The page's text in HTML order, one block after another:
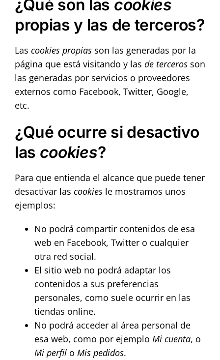
¿Qué son las cookies
propias y las de terceros?
Las cookies propias son las generadas por la
página que está visitando y las de terceros son
las generadas por servicios o proveedores
externos como Facebook, Twitter, Google,
etc.
¿Qué ocurre si desactivo
las cookies?
Para que entienda el alcance que puede tener
desactivar las cookies le mostramos unos
ejemplos:
No podrá compartir contenidos de esa
web en Facebook, Twitter o cualquier
otra red social.
El sitio web no podrá adaptar los
contenidos a sus preferencias
personales, como suele ocurrir en las
tiendas online.
No podrá acceder al área personal de
esa web, como por ejemplo Mi cuenta, o
Mi perfil o Mis pedidos.